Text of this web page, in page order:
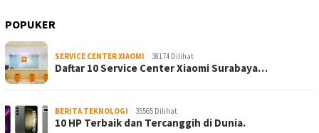
POPUKER
SERVICE CENTER XIAOMI 38174 Dilihat
Daftar 10 Service Center Xiaomi Surabaya…
BERITA TEKNOLOGI 35565 Dilihat
10 HP Terbaik dan Tercanggih di Dunia.